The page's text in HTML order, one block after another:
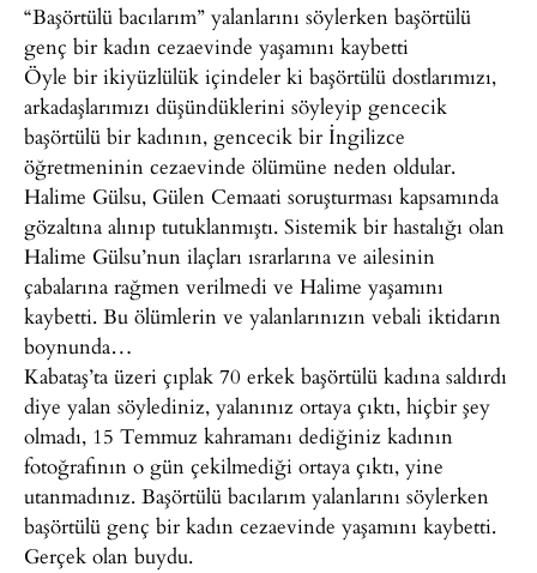
“Başörtülü bacılarım” yalanlarını söylerken başörtülü
genç bir kadın cezaevinde yaşamını kaybetti
Öyle bir ikiyüzlülük içindeler ki başörtülü dostlarımızı,
arkadaşlarımızı düşündüklerini söyleyip gencecik
başörtülü bir kadının, gencecik bir İngilizce
öğretmeninin cezaevinde ölümüne neden oldular.
Halime Gülsu, Gülen Cemaati soruşturması kapsamında
gözaltına alınıp tutuklanmıştı. Sistemik bir hastalığı olan
Halime Gülsu’nun ilaçları ısrarlarına ve ailesinin
çabalarına rağmen verilmedi ve Halime yaşamını
kaybetti. Bu ölümlerin ve yalanlarınızın vebali iktidarın
boynunda…
Kabataş’ta üzeri çıplak 70 erkek başörtülü kadına saldırdı
diye yalan söylediniz, yalanınız ortaya çıktı, hiçbir şey
olmadı, 15 Temmuz kahramanı dediğiniz kadının
fotoğrafının o gün çekilmediği ortaya çıktı, yine
utanmadınız. Başörtülü bacılarım yalanlarını söylerken
başörtülü genç bir kadın cezaevinde yaşamını kaybetti.
Gerçek olan buydu.